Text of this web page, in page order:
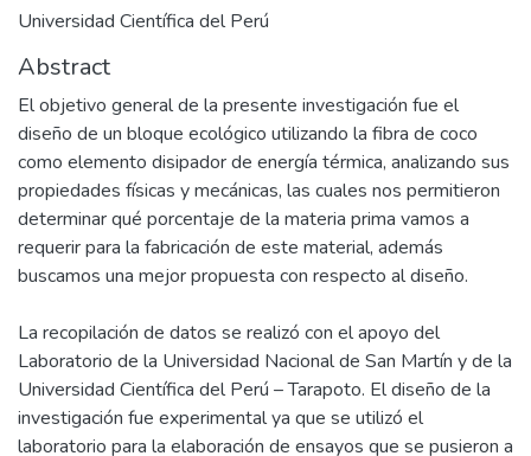
Universidad Científica del Perú
Abstract
El objetivo general de la presente investigación fue el
diseño de un bloque ecológico utilizando la fibra de coco
como elemento disipador de energía térmica, analizando sus
propiedades físicas y mecánicas, las cuales nos permitieron
determinar qué porcentaje de la materia prima vamos a
requerir para la fabricación de este material, además
buscamos una mejor propuesta con respecto al diseño.
La recopilación de datos se realizó con el apoyo del
Laboratorio de la Universidad Nacional de San Martín y de la
Universidad Científica del Perú – Tarapoto. El diseño de la
investigación fue experimental ya que se utilizó el
laboratorio para la elaboración de ensayos que se pusieron a